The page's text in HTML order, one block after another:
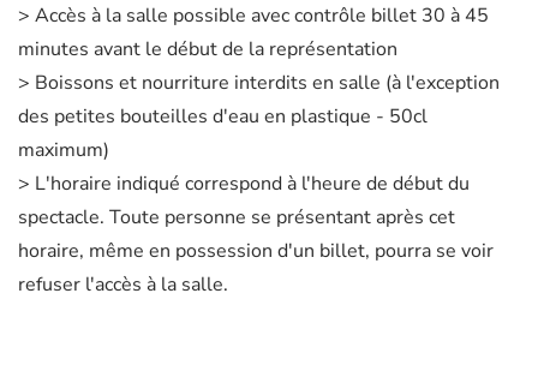
> Accès à la salle possible avec contrôle billet 30 à 45
minutes avant le début de la représentation
> Boissons et nourriture interdits en salle (à l'exception
des petites bouteilles d'eau en plastique - 50cl
maximum)
> L'horaire indiqué correspond à l'heure de début du
spectacle. Toute personne se présentant après cet
horaire, même en possession d'un billet, pourra se voir
refuser l'accès à la salle.